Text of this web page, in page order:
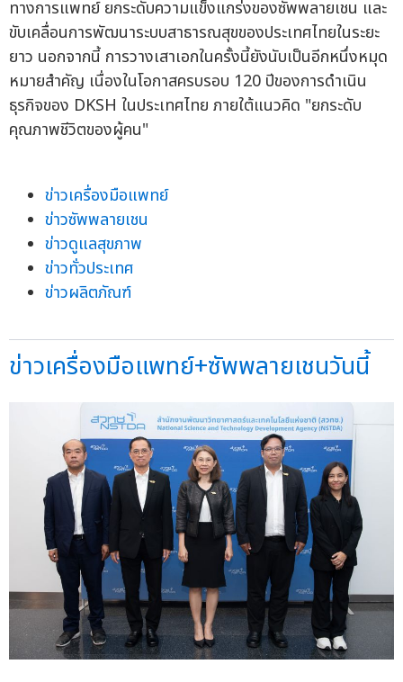
ทางการแพทย์ ยกระดับความแข็งแกร่งของซัพพลายเชน และ
ขับเคลื่อนการพัฒนาระบบสาธารณสุขของประเทศไทยในระยะ
ยาว นอกจากนี้ การวางเสาเอกในครั้งนี้ยังนับเป็นอีกหนึ่งหมุด
หมายสำคัญ เนื่องในโอกาสครบรอบ 120 ปีของการดำเนิน
ธุรกิจของ DKSH ในประเทศไทย ภายใต้แนวคิด "ยกระดับ
คุณภาพชีวิตของผู้คน"
ข่าวเครื่องมือแพทย์
ข่าวซัพพลายเชน
ข่าวดูแลสุขภาพ
ข่าวทั่วประเทศ
ข่าวผลิตภัณฑ์
ข่าวเครื่องมือแพทย์+ซัพพลายเชนวันนี้